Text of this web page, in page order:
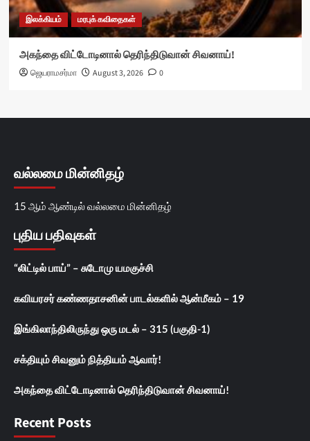
இலக்கியம் மரபுக் கவிதைகள்
அகந்தை விட்டோடினால் தெரிந்திடுவான் சிவனாய்!
ஜெயராமசர்மா August 3, 2026 0
வல்லமை மின்னிதழ்
15 ஆம் ஆண்டில் வல்லமை மின்னிதழ்
புதிய பதிவுகள்
“லிட்டில் பாய்” – சுடோமு யமகுச்சி
கவியரசர் கண்ணதாசனின் பாடல்களில் ஆன்மீகம் – 19
இங்கிலாந்திலிருந்து ஒரு மடல் – 315 (பகுதி-1)
சக்தியும் சிவனும் நித்தியம் ஆவார்!
அகந்தை விட்டோடினால் தெரிந்திடுவான் சிவனாய்!
Recent Posts